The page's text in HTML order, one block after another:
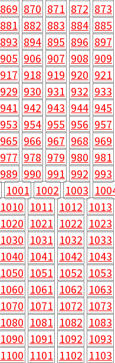
869 870 871 872 873
881 882 883 884 885
893 894 895 896 897
905 906 907 908 909
917 918 919 920 921
929 930 931 932 933
941 942 943 944 945
953 954 955 956 957
965 966 967 968 969
977 978 979 980 981
989 990 991 992 993
1001 1002 1003
1010 1011 1012 1013
1020 1021 1022 1023
1030 1031 1032 1033
1040 1041 1042 1043
1050 1051 1052 1053
1060 1061 1062 1063
1070 1071 1072 1073
1080 1081 1082 1083
1090 1091 1092 1093
1100 1101 1102 1103